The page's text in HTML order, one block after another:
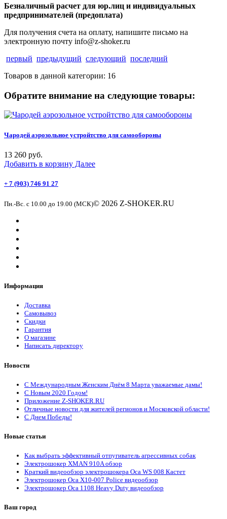
Безналичный расчет для юр.лиц и индивидуальных
предпринимателей (предоплата)
Для получения счета на оплату, напишите письмо на
электронную почту info@z-shoker.ru
первый предыдущий следующий последний
Товаров в данной категории: 16
Обратите внимание на следующие товары:
Чародей аэрозольное устройтство для самообороны
13 260 руб.
Добавить в корзину Далее
+ 7 (903) 746 91 27
Пн.-Вс. с 10.00 до 19.00 (МСК)© 2026 Z-SHOKER.RU
Информация
Доставка
Самовывоз
Скидки
Гарантия
О магазине
Написать директору
Новости
С Международным Женским Днём 8 Марта уважаемые дамы!
С Новым 2020 Годом!
Приложение Z-SHOKER.RU
Отличные новости для жителей регионов и Московской области!
С Днем Победы!
Новые статьи
Как выбрать эффективный отпугиватель агрессивных собак
Электрошокер XMAN 910A обзор
Краткий видеообзор электрошокера Оса WS 008 Кастет
Электрошокер Оса X10-007 Police видеообзор
Электрошокер Оса 1108 Heavy Duty видеообзор
Ваш город